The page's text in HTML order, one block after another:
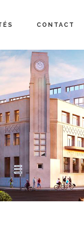
CONTACT